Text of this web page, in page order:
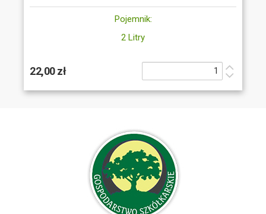
Pojemnik:
2 Litry
22,00 zł